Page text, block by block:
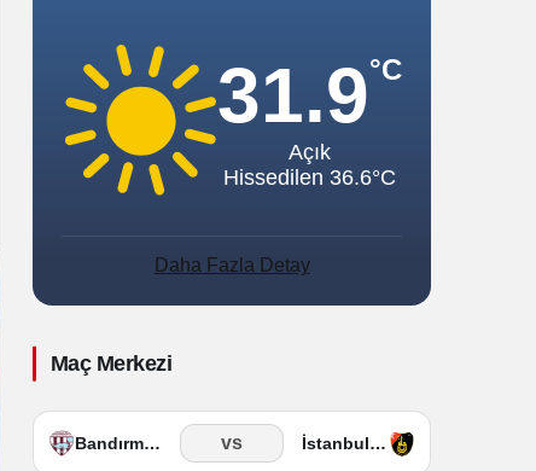
Sistem modunu seçin.
31.9°C
Açık
Hissedilen 36.6°C
Daha Fazla Detay
Maç Merkezi
Bandırmaspor vs İstanbulspor